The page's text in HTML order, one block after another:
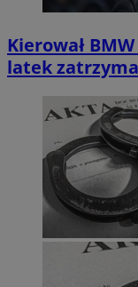
Kierował
latek